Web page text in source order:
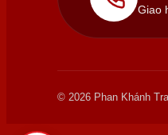
Giao
© 2026 Phan Khánh